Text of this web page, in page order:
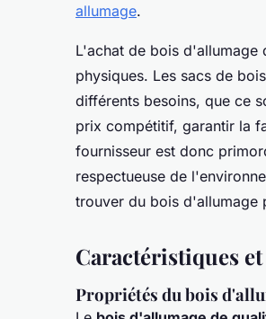
allumage.
L'achat de bois d'allumage
physiques. Les sacs de
différents besoins, que ce
prix compétitif, garantir la
fournisseur est donc
respectueuse de
trouver du bois d'allumage
Caractéristiques
Propriétés du bois